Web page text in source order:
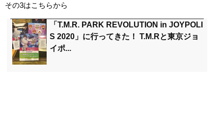
その3はこちらから
「T.M.R. PARK REVOLUTION in JOYPOLI
S 2020」に行ってきた！ T.M.Rと東京ジョ
イポ...